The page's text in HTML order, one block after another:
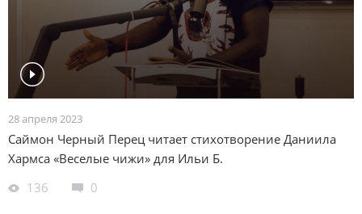
28 апреля 2023
Саймон Черный Перец читает стихотворение Даниила
Хармса «Веселые чижи» для Ильи Б.
136
0